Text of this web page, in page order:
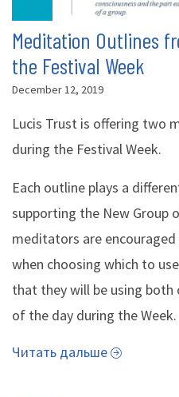
Meditation Outlines
the Festival Week
December 12, 2019
Lucis Trust is offering two
during the Festival Week.
Each outline plays a
supporting the New Group
meditators are
when choosing which to
that they will be using
of the day during the Week.
Читать дальше